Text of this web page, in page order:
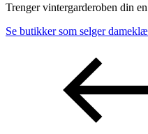
Trenger vintergarderoben din
Se butikker som selger